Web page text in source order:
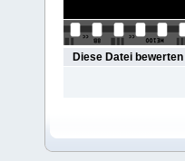
Diese Datei bewerten